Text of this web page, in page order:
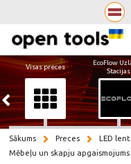
Visas preces
EcoFlow
Stacijas
Sākums Preces
LED
Mēbeļu un skapju apgaismojums